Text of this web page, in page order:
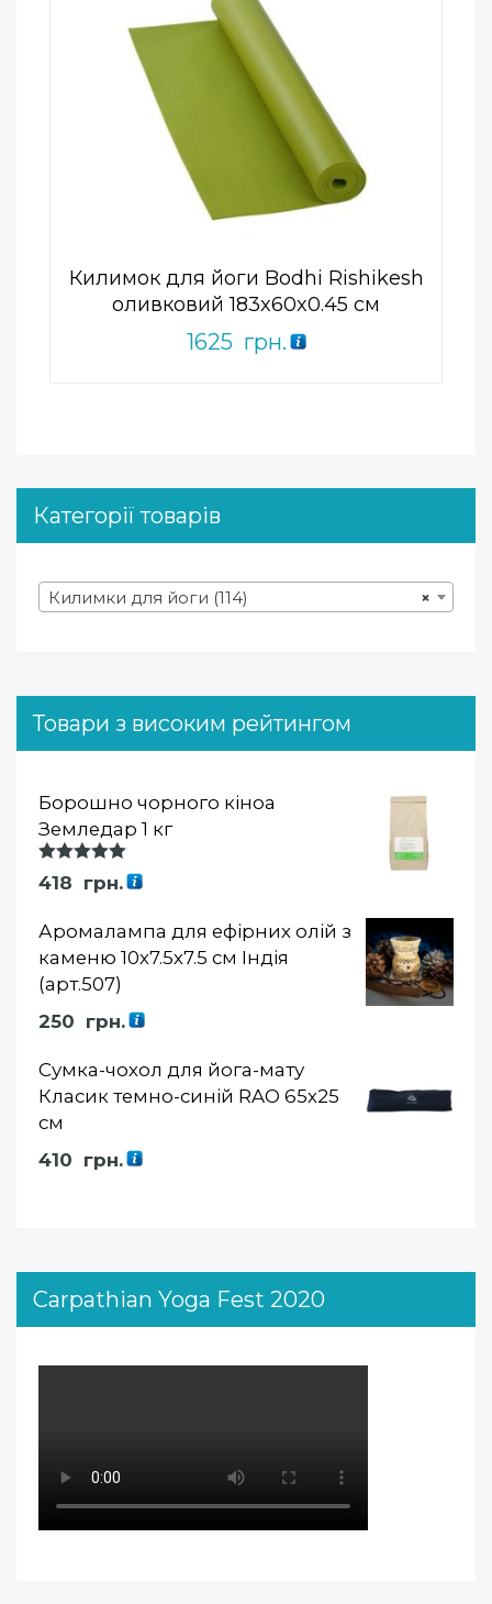
Килимок для йоги Bodhi Rishikesh
оливковий 183x60x0.45 см
1625 грн.
ПРИДБАТИ
Add to Wishlist
Категорії товарів
×
Килимки для йоги (114)
Товари з високим рейтингом
Борошно чорного кіноа
Земледар 1 кг
Оцінка
5.00із 5
418 грн.
Аромалампа для ефірних олій з
каменю 10х7.5х7.5 см Індія
(арт.507)
250 грн.
Сумка-чохол для йога-мату
Класик темно-синій RAO 65х25
см
410 грн.
Carpathian Yoga Fest 2020